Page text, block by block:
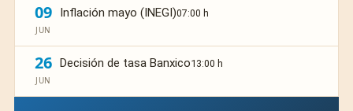
09
JUN
Inflación mayo (INEGI)07:00 h
26
JUN
Decisión de tasa Banxico13:00 h